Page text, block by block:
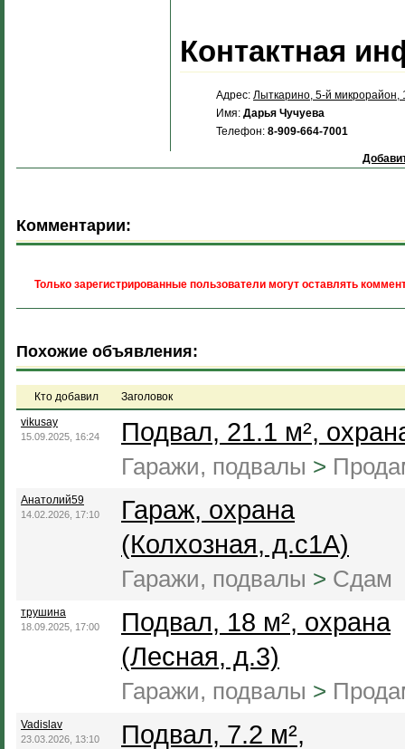
Контактная
Адрес: Лыткарино, 5-й микрорайон,
Имя: Дарья Чучуева
Телефон: 8-909-664-7001
Комментарии:
Только зарегистрированные пользователи могут оставлять
Похожие объявления:
Кто добавил
Заголовок
vikusay
15.09.2025, 16:24 Подвал, 21.1 м²,
Гаражи, подвалы >
Анатолий59
14.02.2026, 17:10
Гараж, охрана
(Колхозная, д.с1А)
Гаражи, подвалы > Сдам
трушина
18.09.2025, 17:00
Подвал, 18 м², охрана
(Лесная, д.3)
Гаражи, подвалы >
Vadislav
23.03.2026, 13:10
Подвал, 7.2 м²,